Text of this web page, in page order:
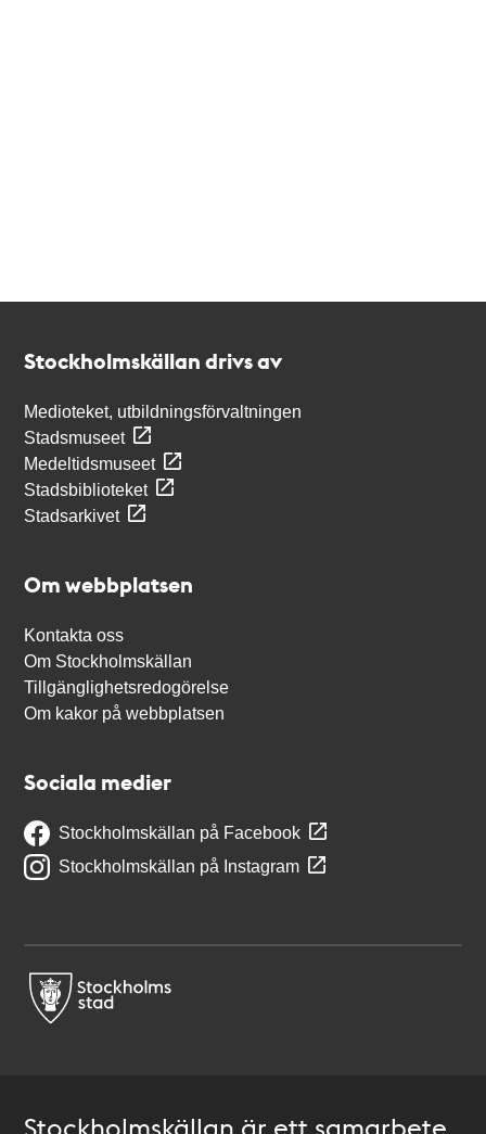
Stockholmskällan drivs av
Medioteket, utbildningsförvaltningen
Stadsmuseet
Medeltidsmuseet
Stadsbiblioteket
Stadsarkivet
Om webbplatsen
Kontakta oss
Om Stockholmskällan
Tillgänglighetsredogörelse
Om kakor på webbplatsen
Sociala medier
Stockholmskällan på Facebook
Stockholmskällan på Instagram
Stockholmskällan är ett samarbete